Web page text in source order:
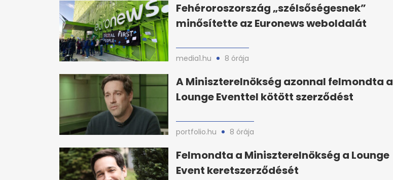
Fehéroroszország „szélsőségesnek”
minősítette az Euronews weboldalát
media1.hu 8 órája
A Miniszterelnökség azonnal felmondta a
Lounge Eventtel kötött szerződést
portfolio.hu 8 órája
Felmondta a Miniszterelnökség a Lounge
Event keretszerződését